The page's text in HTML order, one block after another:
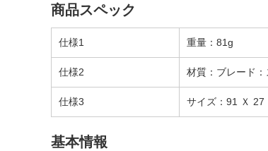
商品スペック
仕様1 重量：81g
仕様2 材質：ブレード
仕様3 サイズ：91 Ｘ 27
基本情報